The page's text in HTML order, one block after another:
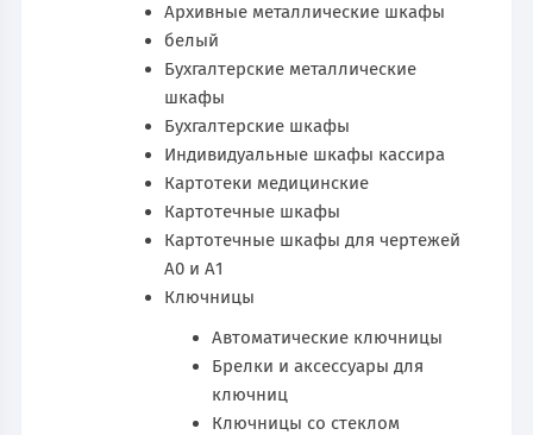
Архивные металлические шкафы
белый
Бухгалтерские металлические
шкафы
Бухгалтерские шкафы
Индивидуальные шкафы кассира
Картотеки медицинские
Картотечные шкафы
Картотечные шкафы для чертежей
А0 и А1
Ключницы
Автоматические ключницы
Брелки и аксессуары для
ключниц
Ключницы со стеклом